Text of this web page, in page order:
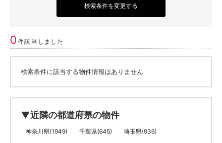
検索条件を変更する
0件該当しました
検索条件に該当する物件情報はありません
▼近隣の都道府県の物件
神奈川県(1949) 千葉県(645) 埼玉県(936)